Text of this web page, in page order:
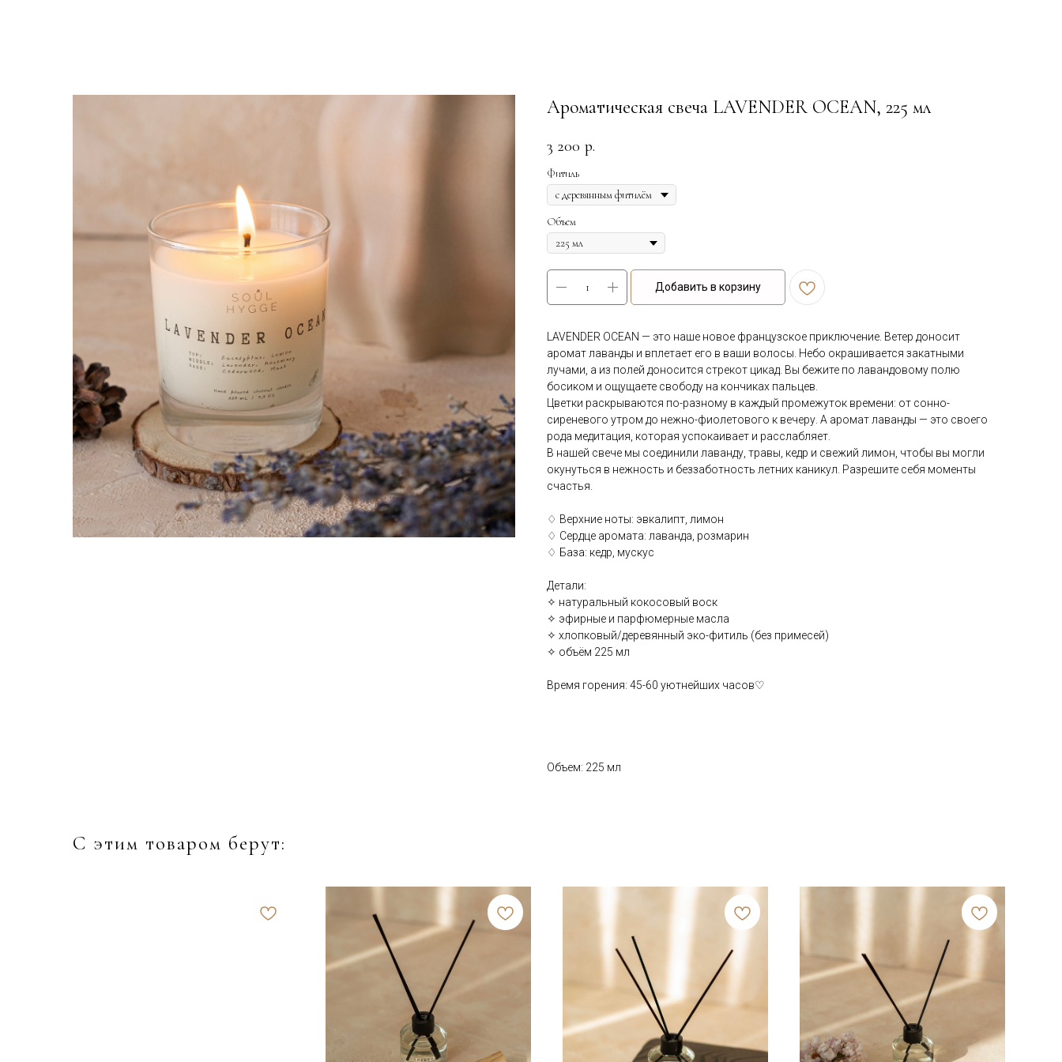
Ароматическая свеча LAVENDER OCEAN, 225 мл
3 200 р.
Фитиль
Объем
Добавить в корзину
LAVENDER OCEAN — это наше новое французское приключение. Ветер доносит
аромат лаванды и вплетает его в ваши волосы. Небо окрашивается закатными
лучами, а из полей доносится стрекот цикад. Вы бежите по лавандовому полю
босиком и ощущаете свободу на кончиках пальцев.
Цветки раскрываются по-разному в каждый промежуток времени: от сонно-
сиреневого утром до нежно-фиолетового к вечеру. А аромат лаванды — это своего
рода медитация, которая успокаивает и расслабляет.
В нашей свече мы соединили лаванду, травы, кедр и свежий лимон, чтобы вы могли
окунуться в нежность и беззаботность летних каникул. Разрешите себя моменты
счастья.
♢ Верхние ноты: эвкалипт, лимон
♢ Сердце аромата: лаванда, розмарин
♢ База: кедр, мускус
Детали:
✧ натуральный кокосовый воск
✧ эфирные и парфюмерные масла
✧ хлопковый/деревянный эко-фитиль (без примесей)
✧ объём 225 мл
Время горения: 45-60 уютнейших часов♡
Объем: 225 мл
С этим товаром берут: